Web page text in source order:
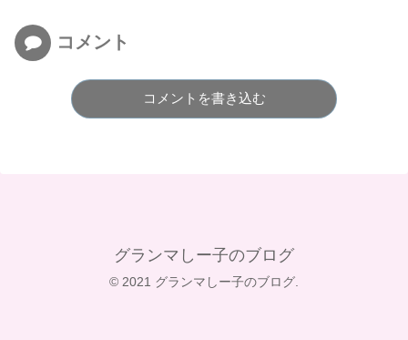
コメント
コメントを書き込む
グランマしー子のブログ
© 2021 グランマしー子のブログ.